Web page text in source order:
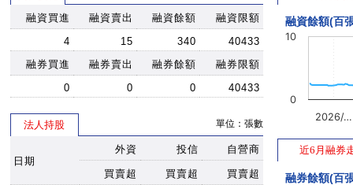
融資買進 融資賣出 融資餘額
融資限額
4
15 340
40433
融券買進
融券賣出 融券餘額
融券限額
0
0 0 40433
法人持股 單位：張數
日期
外資 投信 自營商
買賣超 買賣超
買賣超
融資餘額(百
2026/…
0
10
近6月融券
融券餘額(百